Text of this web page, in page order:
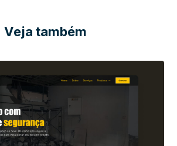
Veja também